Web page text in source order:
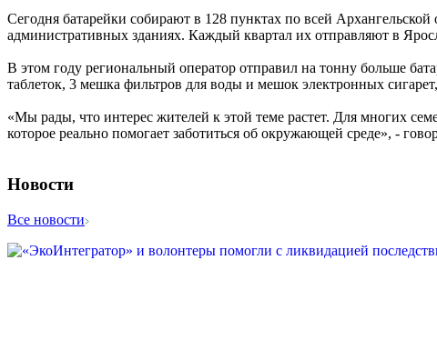
Сегодня батарейки собирают в 128 пунктах по всей
административных зданиях. Каждый квартал их отправляют в
В этом году региональный оператор отправил на тонну больше
таблеток, 3 мешка фильтров для воды и мешок электронных
«Мы рады, что интерес жителей к этой теме растет. Для многих
которое реально помогает заботиться об окружающей среде», -
Новости
Все новости